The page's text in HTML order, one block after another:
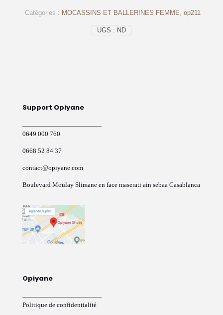
DAIM
UGS : ND
Catégories : MOCASSINS ET BALLERINES FEMME op211
Support Opiyane
0649 000 760
0668 52 84 37
contact@opiyane.com
Boulevard Moulay Slimane en face maserati ain sebaa Casablanca
Opiyane
Politique de confidentialité